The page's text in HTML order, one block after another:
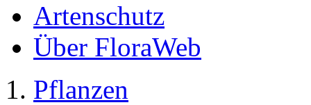
Artenschutz
Über FloraWeb
Pflanzen